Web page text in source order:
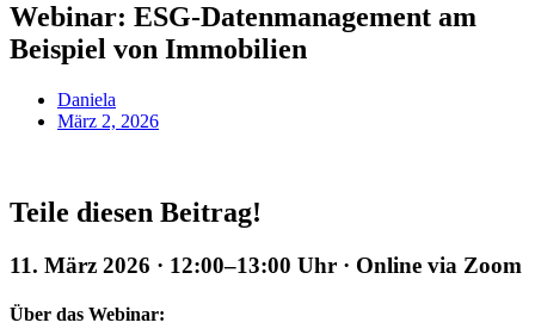
Webinar: ESG-Datenmanagement am
Beispiel von Immobilien
Daniela
März 2, 2026
Teile diesen Beitrag!
11. März 2026 · 12:00–13:00 Uhr · Online via Zoom
Über das Webinar: